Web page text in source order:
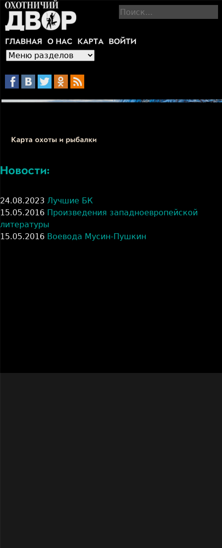
Jump to navigation
П
и
с
24.08.2023 Лучшие БК
15.05.2016 Произведения западноевропейской
литературы
15.05.2016 Воевода Мусин-Пушкин